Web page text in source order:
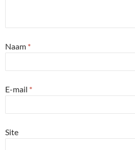
Naam *
E-mail *
Site